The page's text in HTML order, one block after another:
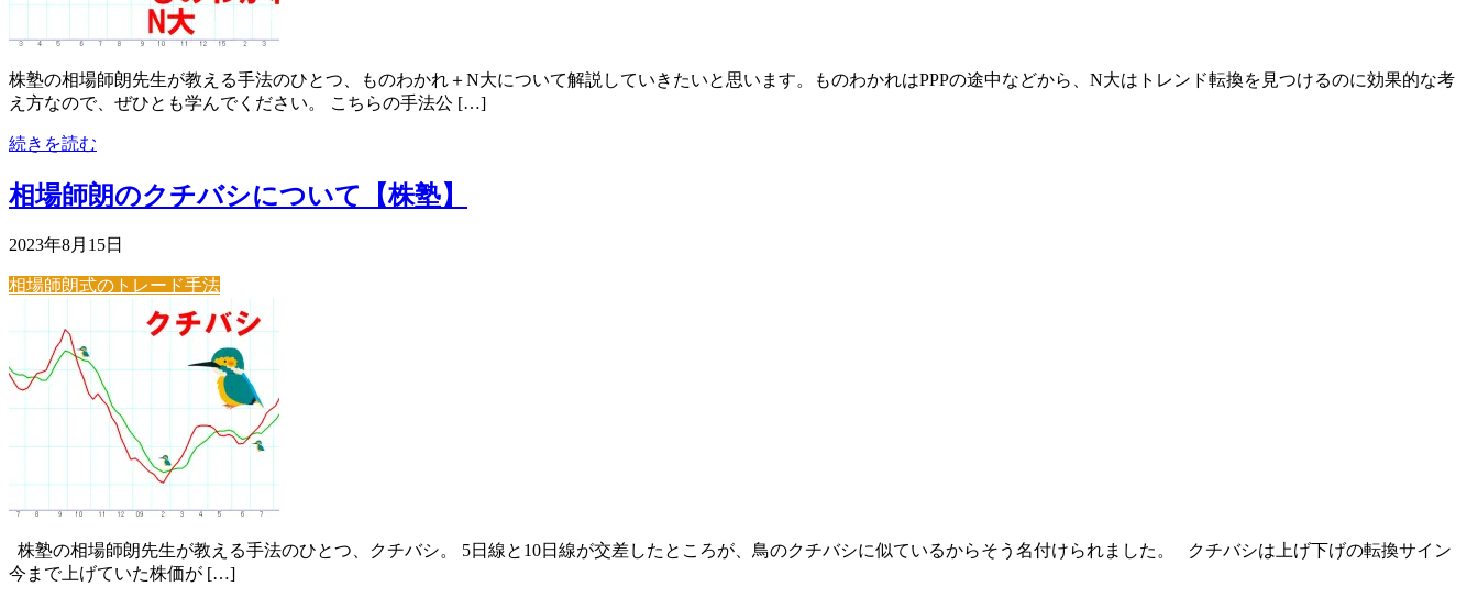
株塾の相場師朗先生が教える手法のひとつ、ものわかれ＋N大について解説していきたいと思います。ものわかれはPPPの途中などから、N大はトレンド転換を見つけるのに効果的な考
え方なので、ぜひとも学んでください。 こちらの手法公 […]
続きを読む
相場師朗のクチバシについて【株塾】
2023年8月15日
相場師朗式のトレード手法
株塾の相場師朗先生が教える手法のひとつ、クチバシ。 5日線と10日線が交差したところが、鳥のクチバシに似ているからそう名付けられました。 クチバシは上げ下げの転換サイン
今まで上げていた株価が […]